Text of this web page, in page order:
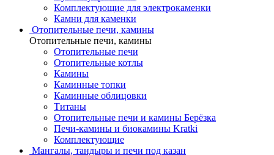
Комплектующие для электрокаменки
Камни для каменки
Отопительные печи, камины
Отопительные печи, камины
Отопительные печи
Отопительные котлы
Камины
Каминные топки
Каминные облицовки
Титаны
Отопительные печи и камины Берёзка
Печи-камины и биокамины Kratki
Комплектующие
Мангалы, тандыры и печи под казан